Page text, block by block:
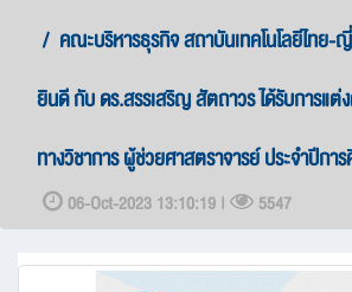
คณะบริหารธุรกิจ สถาบันเทคโนโลยีไทย
ยินดี กับ ดร.สรรเสริญ สัตถาวร ได้รับการแต่
ทางวิชาการ ผู้ช่วยศาสตราจารย์ ประจำปีกา
06-Oct-2023 13:10:19 | 5547